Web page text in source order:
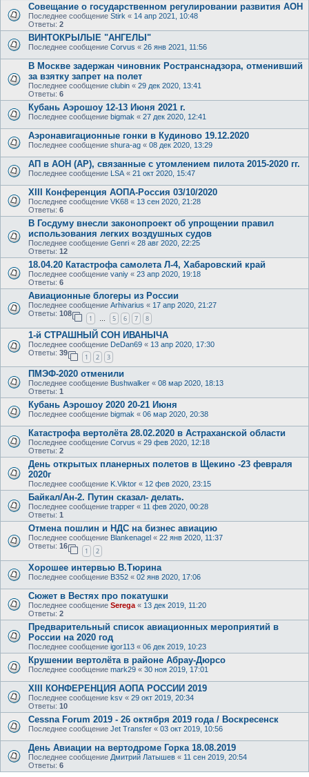
Совещание о государственном регулировании развития АОН
Последнее сообщение Stirk « 14 апр 2021, 10:48
Ответы: 2
ВИНТОКРЫЛЫЕ "АНГЕЛЫ"
Последнее сообщение Corvus « 26 янв 2021, 11:56
В Москве задержан чиновник Ространснадзора, отменивший
за взятку запрет на полет
Последнее сообщение clubin « 29 дек 2020, 13:41
Ответы: 6
Кубань Аэрошоу 12-13 Июня 2021 г.
Последнее сообщение bigmak « 27 дек 2020, 12:41
Аэронавигационные гонки в Кудиново 19.12.2020
Последнее сообщение shura-ag « 08 дек 2020, 13:29
АП в АОН (АР), связанные с утомлением пилота 2015-2020 гг.
Последнее сообщение LSA « 21 окт 2020, 15:47
XIII Конференция АОПА-Россия 03/10/2020
Последнее сообщение VK68 « 13 сен 2020, 21:28
Ответы: 6
В Госдуму внесли законопроект об упрощении правил
использования легких воздушных судов
Последнее сообщение Genri « 28 авг 2020, 22:25
Ответы: 12
18.04.20 Катастрофа самолета Л-4, Хабаровский край
Последнее сообщение vaniy « 23 апр 2020, 19:18
Ответы: 6
Авиационные блогеры из России
Последнее сообщение Arhivarius « 17 апр 2020, 21:27
Ответы: 108
1 … 5 6 7 8
1-й СТРАШНЫЙ СОН ИВАНЫЧА
Последнее сообщение DeDan69 « 13 апр 2020, 17:30
Ответы: 39
1 2 3
ПМЭФ-2020 отменили
Последнее сообщение Bushwalker « 08 мар 2020, 18:13
Ответы: 1
Кубань Аэрошоу 2020 20-21 Июня
Последнее сообщение bigmak « 06 мар 2020, 20:38
Катастрофа вертолёта 28.02.2020 в Астраханской области
Последнее сообщение Corvus « 29 фев 2020, 12:18
Ответы: 2
День открытых планерных полетов в Щекино -23 февраля
2020г
Последнее сообщение K.Viktor « 12 фев 2020, 23:15
Байкал/Ан-2. Путин сказал- делать.
Последнее сообщение trapper « 11 фев 2020, 00:28
Ответы: 1
Отмена пошлин и НДС на бизнес авиацию
Последнее сообщение Blankenagel « 22 янв 2020, 11:37
Ответы: 16
1 2
Хорошее интервью В.Тюрина
Последнее сообщение ВЗ52 « 02 янв 2020, 17:06
Сюжет в Вестях про покатушки
Последнее сообщение Serega « 13 дек 2019, 11:20
Ответы: 2
Предварительный список авиационных мероприятий в
России на 2020 год
Последнее сообщение igor113 « 06 дек 2019, 10:23
Крушении вертолёта в районе Абрау-Дюрсо
Последнее сообщение mark29 « 30 ноя 2019, 17:01
XIII КОНФЕРЕНЦИЯ АОПА РОССИИ 2019
Последнее сообщение ksv « 29 окт 2019, 20:34
Ответы: 10
Cessna Forum 2019 - 26 октября 2019 года / Воскресенск
Последнее сообщение Jet Transfer « 03 окт 2019, 10:56
День Авиации на вертодроме Горка 18.08.2019
Последнее сообщение Дмитрий Латышев « 11 сен 2019, 20:54
Ответы: 6